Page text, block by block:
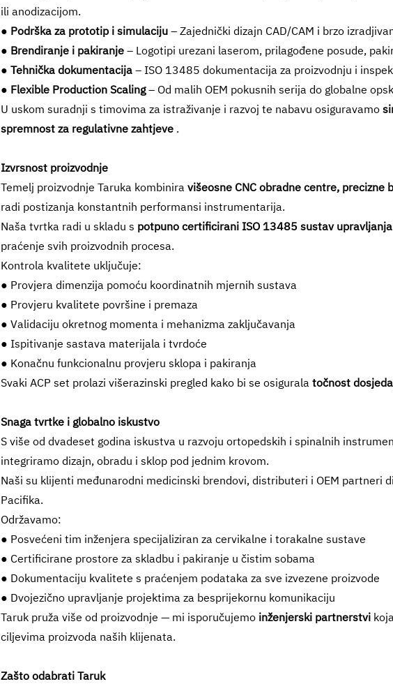
ili anodizacijom.
● Podrška za prototip i simulaciju – Zajednički dizajn CAD/CAM i brzo
● Brendiranje i pakiranje – Logotipi urezani laserom, prilagođene posude,
● Tehnička dokumentacija – ISO 13485 dokumentacija za proizvodnju i
● Flexible Production Scaling– Od malih OEM pokusnih serija do globalne
U uskom suradnji s timovima za istraživanje i razvoj te nabavu osiguravamo
spremnost za regulativne zahtjeve .
Izvrsnost proizvodnje
Temelj proizvodnje Taruka kombinira višeosne CNC obradne centre,
radi postizanja konstantnih performansi instrumentarija.
Naša tvrtka radi u skladu s potpuno certificirani ISO 13485 sustav
praćenje svih proizvodnih procesa.
Kontrola kvalitete uključuje:
● Provjera dimenzija pomoću koordinatnih mjernih sustava
● Provjeru kvalitete površine i premaza
● Validaciju okretnog momenta i mehanizma zaključavanja
● Ispitivanje sastava materijala i tvrdoće
● Konačnu funkcionalnu provjeru sklopa i pakiranja
Svaki ACP set prolazi višerazinski pregled kako bi se osigurala točnost
Snaga tvrtke i globalno iskustvo
S više od dvadeset godina iskustva u razvoju ortopedskih i spinalnih
integriramo dizajn, obradu i sklop pod jednim krovom.
Naši su klijenti međunarodni medicinski brendovi, distributeri i OEM partneri
Pacifika.
Održavamo:
● Posvećeni tim inženjera specijaliziran za cervikalne i torakalne sustave
● Certificirane prostore za skladbu i pakiranje u čistim sobama
● Dokumentaciju kvalitete s praćenjem podataka za sve izvezene proizvode
● Dvojezično upravljanje projektima za besprijekornu komunikaciju
Taruk pruža više od proizvodnje — mi isporučujemo inženjerski partnerstvi
ciljevima proizvoda naših klijenata.
Zašto odabrati Taruk